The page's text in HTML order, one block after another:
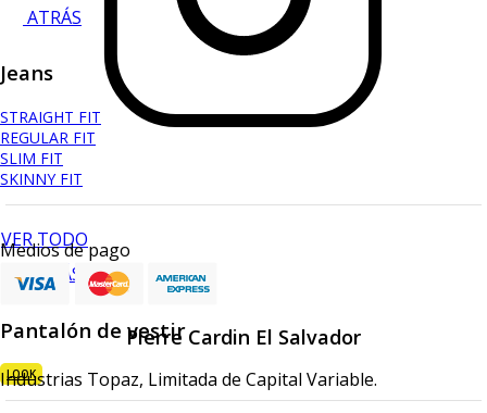
ATRÁS
Jeans
STRAIGHT FIT
REGULAR FIT
SLIM FIT
SKINNY FIT
VER TODO
ATRÁS
Pantalón de vestir
LOOK
Medios de pago
Pierre Cardin El Salvador
Industrias Topaz, Limitada de Capital Variable.